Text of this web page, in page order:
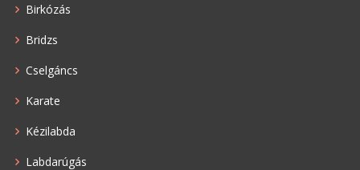
Birkózás
Bridzs
Cselgáncs
Karate
Kézilabda
Labdarúgás